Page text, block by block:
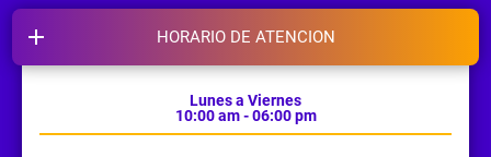
HORARIO DE ATENCION
Lunes a Viernes
10:00 am - 06:00 pm